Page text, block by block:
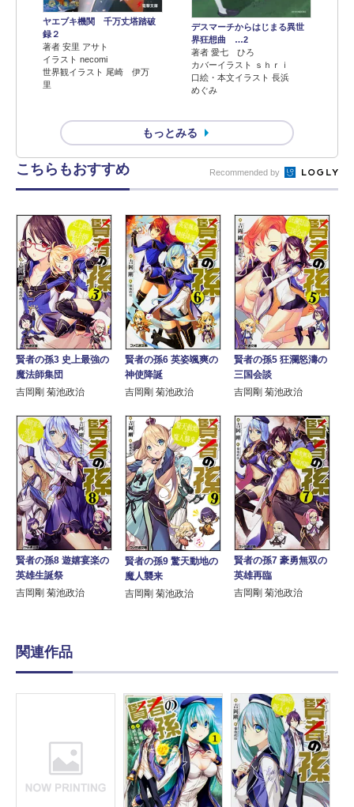
ヤエブキ機関 千万丈塔踏破
録２
著者 安里 アサト
イラスト necomi
世界観イラスト 尾崎 伊万
里
デスマーチからはじまる異世
界狂想曲 …2
著者 愛七 ひろ
カバーイラスト ｓｈｒｉ
口絵・本文イラスト 長浜
めぐみ
もっとみる
こちらもおすすめ Recommended by
賢者の孫3 史上最強の
魔法師集団
吉岡剛 菊池政治
賢者の孫6 英姿颯爽の
神使降誕
吉岡剛 菊池政治
賢者の孫5 狂瀾怒濤の
三国会談
吉岡剛 菊池政治
賢者の孫8 遊嬉宴楽の
英雄生誕祭
吉岡剛 菊池政治
賢者の孫9 驚天動地の
魔人襲来
吉岡剛 菊池政治
賢者の孫7 豪勇無双の
英雄再臨
吉岡剛 菊池政治
関連作品